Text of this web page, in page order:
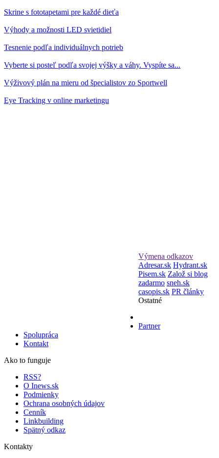
Skrine s fototapetami pre každé dieťa
Výhody a možnosti LED svietidiel
Tesnenie podľa individuálnych potrieb
Vyberte si posteľ podľa svojej výšky a váhy. Vyspíte sa...
Výživový plán na mieru od špecialistov zo Sportwell
Eye Tracking v online marketingu
Výmena odkazov
Adresar.sk Hydrant.sk
Pisem.sk Založ si blog
zadarmo sneh.sk
casopis.sk PR články
Ostatné
Partner
Spolupráca
Kontakt
Ako to funguje
RSS?
O Inews.sk
Podmienky
Ochrana osobných údajov
Cenník
Linkbuilding
Spätný odkaz
Kontakty